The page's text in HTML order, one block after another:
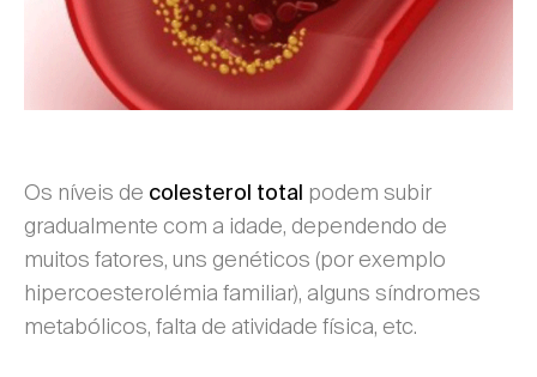
Os níveis de colesterol total podem subir
gradualmente com a idade, dependendo de
muitos fatores, uns genéticos (por exemplo
hipercoesterolémia familiar), alguns síndromes
metabólicos, falta de atividade física, etc.